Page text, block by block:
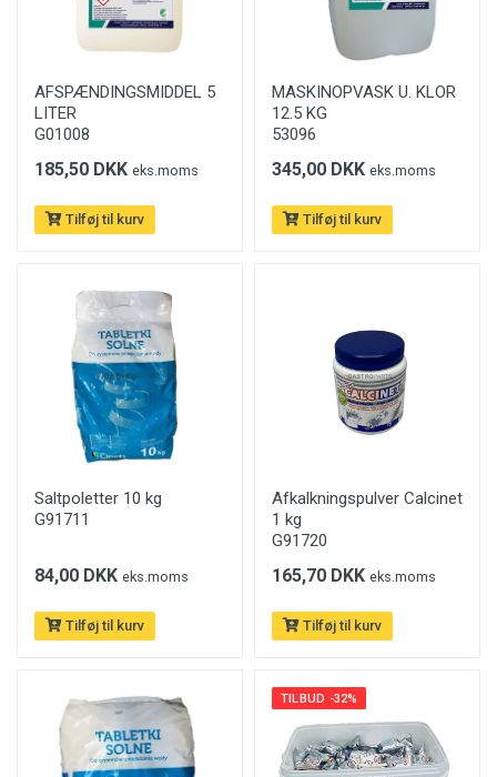
AFSPÆNDINGSMIDDEL 5
LITER
G01008
185,50 DKK eks.moms
Tilføj til kurv
MASKINOPVASK U. KLOR
12.5 KG
53096
345,00 DKK eks.moms
Tilføj til kurv
Saltpoletter 10 kg
G91711
84,00 DKK eks.moms
Tilføj til kurv
Afkalkningspulver Calcinet
1 kg
G91720
165,70 DKK eks.moms
Tilføj til kurv
TILBUD -32%